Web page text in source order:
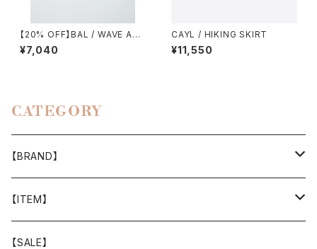
【20% OFF】BAL / WAVE AN
D CLOUDS2
¥7,040
CAYL / HIKING SKIRT
¥11,550
CATEGORY
【BRAND】
山と道
T-SHIRT
迷迭香
【ITEM】
WEAR
【SALE】